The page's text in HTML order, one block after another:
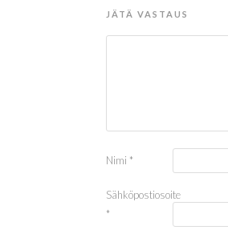
JÄTÄ VASTAUS
Nimi *
Sähköpostiosoite
*